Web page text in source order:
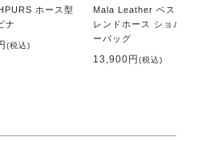
ホース型
ナ
(税込)
Mala Leather ベストフ
レンドホース ショルダ
ーバッグ
13,900円(税込)